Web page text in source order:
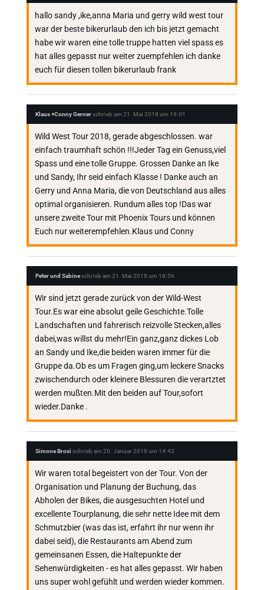
hallo sandy ,ike,anna Maria und gerry wild west tour
war der beste bikerurlaub den ich bis jetzt gemacht
habe wir waren eine tolle truppe hatten viel spass es
hat alles gepasst nur weiter zuempfehlen ich danke
euch für diesen tollen bikerurlaub frank
Klaus +Conny Gernerschrieb am 21. Mai 2018 um 19:01
Wild West Tour 2018, gerade abgeschlossen. war
einfach traumhaft schön !!!Jeder Tag ein Genuss,viel
Spass und eine tolle Gruppe. Grossen Danke an Ike
und Sandy, Ihr seid einfach Klasse ! Danke auch an
Gerry und Anna Maria, die von Deutschland aus alles
optimal organisieren. Rundum alles top !Das war
unsere zweite Tour mit Phoenix Tours und können
Euch nur weiterempfehlen.Klaus und Conny
Peter und Sabineschrieb am 21. Mai 2018 um 18:56
Wir sind jetzt gerade zurück von der Wild-West
Tour.Es war eine absolut geile Geschichte.Tolle
Landschaften und fahrerisch reizvolle Stecken,alles
dabei,was willst du mehr!Ein ganz,ganz dickes Lob
an Sandy und Ike,die beiden waren immer für die
Gruppe da.Ob es um Fragen ging,um leckere Snacks
zwischendurch oder kleinere Blessuren die verartztet
werden mußten.Mit den beiden auf Tour,sofort
wieder.Danke .
Simone Brosi schrieb am 20. Januar 2018 um 14:43
Wir waren total begeistert von der Tour. Von der
Organisation und Planung der Buchung, das
Abholen der Bikes, die ausgesuchten Hotel und
excellente Tourplanung, die sehr nette Idee mit dem
Schmutzbier (was das ist, erfahrt ihr nur wenn ihr
dabei seid), die Restaurants am Abend zum
gemeinsanen Essen, die Haltepunkte der
Sehenwürdigkeiten - es hat alles gepasst. Wir haben
uns super wohl gefühlt und werden wieder kommen.